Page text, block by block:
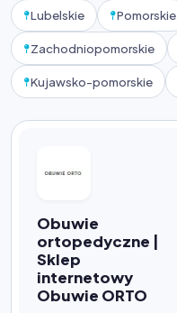
Lubelskie Pomorskie
Zachodniopomorskie
Kujawsko-pomorskie
Obuwie
ortopedyczne |
Sklep
internetowy
Obuwie ORTO